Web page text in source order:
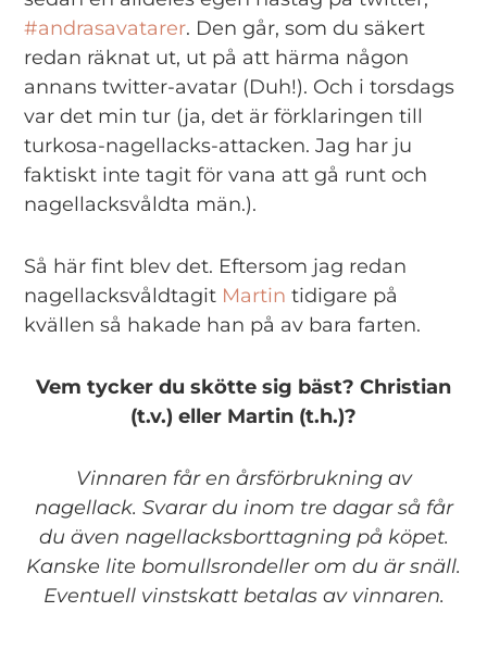
#andrasavatarer. Den går, som du säkert
redan räknat ut, ut på att härma någon
annans twitter-avatar (Duh!). Och i torsdags
var det min tur (ja, det är förklaringen till
turkosa-nagellacks-attacken. Jag har ju
faktiskt inte tagit för vana att gå runt och
nagellacksvåldta män.).
Så här fint blev det. Eftersom jag redan
nagellacksvåldtagit Martin tidigare på
kvällen så hakade han på av bara farten.
Vem tycker du skötte sig bäst? Christian
(t.v.) eller Martin (t.h.)?
Vinnaren får en årsförbrukning av
nagellack. Svarar du inom tre dagar så får
du även nagellacksborttagning på köpet.
Kanske lite bomullsrondeller om du är snäll.
Eventuell vinstskatt betalas av vinnaren.